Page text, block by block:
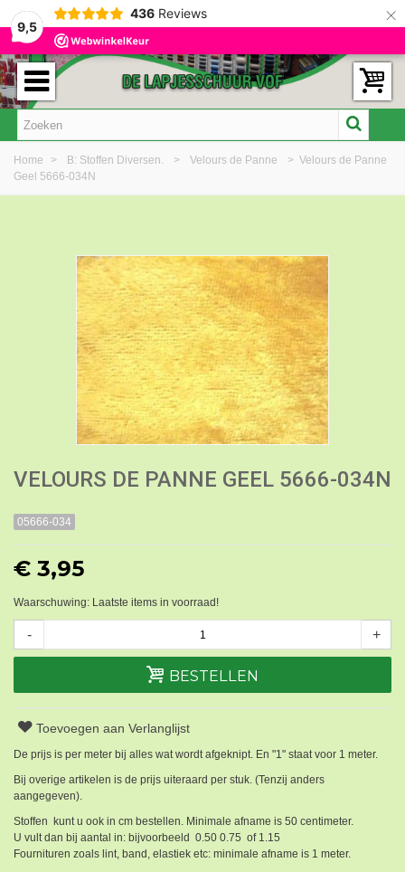
9,5
436 Reviews ×
Home > B: Stoffen Diversen. > Velours de Panne > Velours de Panne
Geel 5666-034N
VELOURS DE PANNE GEEL 5666-034N
05666-034
€ 3,95
Waarschuwing: Laatste items in voorraad!
- +
BESTELLEN
Toevoegen aan Verlanglijst
De prijs is per meter bij alles wat wordt afgeknipt. En "1" staat voor 1 meter.
Bij overige artikelen is de prijs uiteraard per stuk. (Tenzij anders
aangegeven).
Stoffen kunt u ook in cm bestellen. Minimale afname is 50 centimeter.
U vult dan bij aantal in: bijvoorbeeld 0.50 0.75 of 1.15
Fournituren zoals lint, band, elastiek etc: minimale afname is 1 meter.